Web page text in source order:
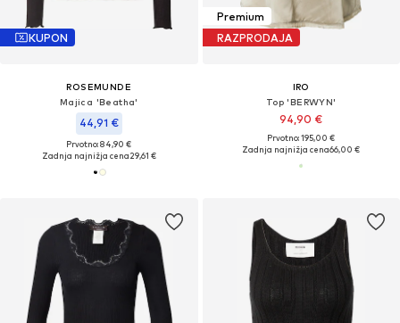
KUPON
ROSEMUNDE
Majica 'Beatha'
44,91 €
Prvotno: 84,90 €
Zadnja najnižja cena29,61 €
Premium
RAZPRODAJA
IRO
Top 'BERWYN'
94,90 €
Prvotno: 195,00 €
Zadnja najnižja cena66,00 €